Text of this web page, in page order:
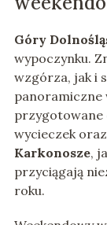
Góry
wypoczynku.
wzgórza, jak i
panoramiczne
przygotowane
wycieczek
Karkonosze,
przyciągają
roku.